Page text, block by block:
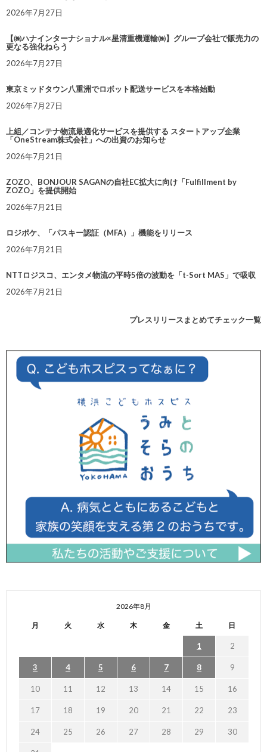
2026年7月27日
【㈱ハナインターナショナル×星清重機運輸㈱】グループ会社で販売力の
更なる強化ねらう
2026年7月27日
東京ミッドタウン八重洲でロボット配送サービスを本格始動
2026年7月27日
上組／コンテナ物流最適化サービスを提供する スタートアップ企業
「OneStream株式会社」への出資のお知らせ
2026年7月21日
ZOZO、BONJOUR SAGANの自社EC拡大に向け「Fulfillment by
ZOZO」を提供開始
2026年7月21日
ロジポケ、「パスキー認証（MFA）」機能をリリース
2026年7月21日
NTTロジスコ、エンタメ物流の平時5倍の波動を「t-Sort MAS」で吸収
2026年7月21日
プレスリリースまとめてチェック一覧
2026年8月
月 火 水 木 金 土 日
1 2
3 4 5 6 7 8 9
10 11 12 13 14 15 16
17 18 19 20 21 22 23
24 25 26 27 28 29 30